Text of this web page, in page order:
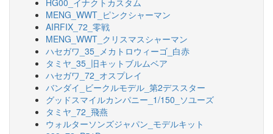
HG00_イナクトカスタム
MENG_WWT_ピンクシャーマン
AIRFIX_72_零戦
MENG_WWT_クリスマスシャーマン
ハセガワ_35_メカトロウィーゴ_白赤
タミヤ_35_旧キットブルムベア
ハセガワ_72_オスプレイ
バンダイ_ビークルモデル_第2デススター
グッドスマイルカンパニー_1/150_ソユーズ
タミヤ_72_飛燕
ウォルターソンズジャパン_モデルキット